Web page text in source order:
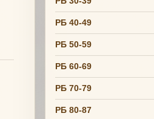
РБ 40-49
РБ 50-59
РБ 60-69
РБ 70-79
РБ 80-87